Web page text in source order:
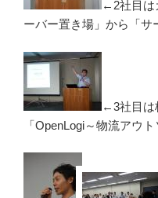
←2社目は
ーバー置き場」から「サ
←3社目は
「OpenLogi～物流アウ